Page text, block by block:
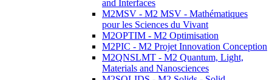
and Interfaces
M2MSV - M2 MSV - Mathématiques
pour les Sciences du Vivant
M2OPTIM - M2 Optimisation
M2PIC - M2 Projet Innovation Conception
M2QNSLMT - M2 Quantum, Light,
Materials and Nanosciences